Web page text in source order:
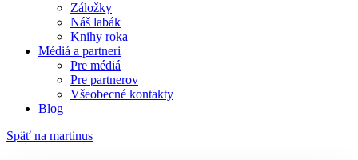
Záložky
Náš labák
Knihy roka
Médiá a partneri
Pre médiá
Pre partnerov
Všeobecné kontakty
Blog
Späť na martinus